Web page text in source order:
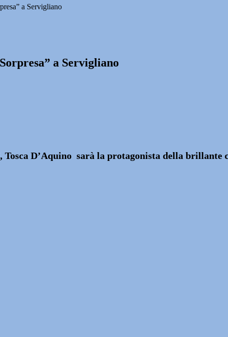
a Servigliano
a Servigliano
D’Aquino sarà la protagonista della brillante